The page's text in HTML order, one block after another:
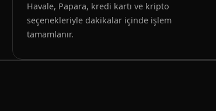
Havale, Papara, kredi kartı ve kripto
seçenekleriyle dakikalar içinde işlem
tamamlanır.